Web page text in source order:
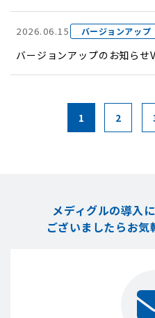
2026.06.15 バージョンアップ
バージョンアップのお知らせ
1 2
メディグルの導入
ございましたらお気